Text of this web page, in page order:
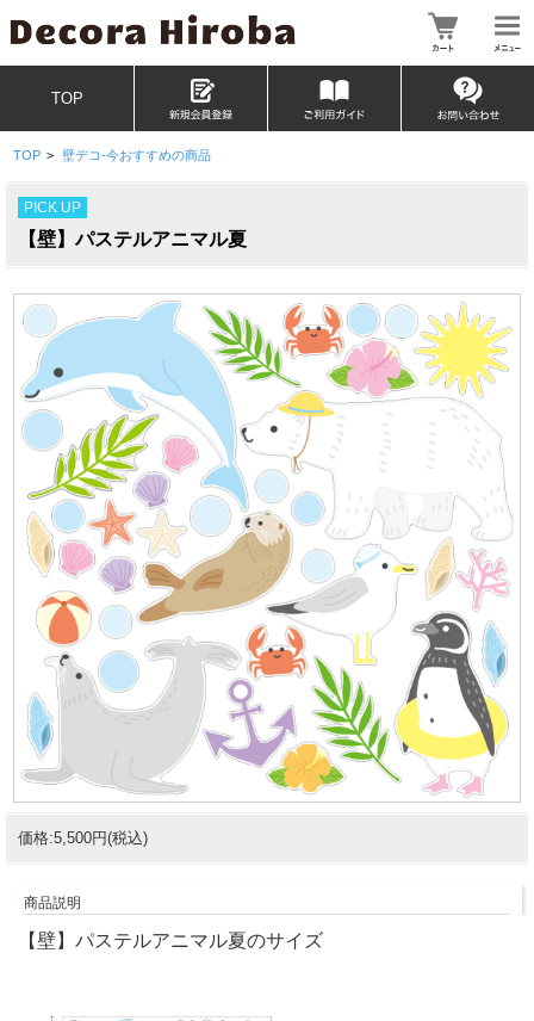
TOP
TOP > 壁デコ-今おすすめの商品
PICK UP
【壁】パステルアニマル夏
価格:5,500円(税込)
商品説明
【壁】パステルアニマル夏のサイズ